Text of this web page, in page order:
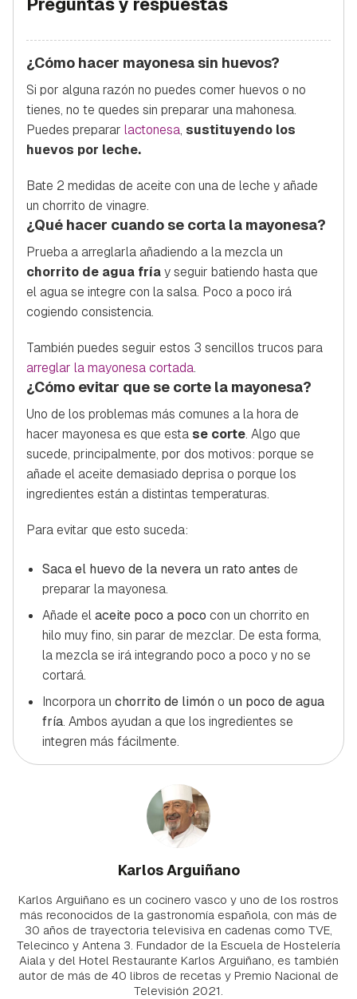
¿Cómo hacer mayonesa sin huevos?
Si por alguna razón no puedes comer huevos o no
tienes, no te quedes sin preparar una mahonesa.
Puedes preparar lactonesa, sustituyendo los
huevos por leche.
Bate 2 medidas de aceite con una de leche y añade
un chorrito de vinagre.
¿Qué hacer cuando se corta la mayonesa?
Prueba a arreglarla añadiendo a la mezcla un
chorrito de agua fríay seguir batiendo hasta que
el agua se integre con la salsa. Poco a poco irá
cogiendo consistencia.
También puedes seguir estos 3 sencillos trucos para
arreglar la mayonesa cortada.
¿Cómo evitar que se corte la mayonesa?
Uno de los problemas más comunes a la hora de
hacer mayonesa es que esta se corte. Algo que
sucede, principalmente, por dos motivos: porque se
añade el aceite demasiado deprisa o porque los
ingredientes están a distintas temperaturas.
Para evitar que esto suceda:
Saca el huevo de la nevera un rato antes de
preparar la mayonesa.
Añade elaceite poco a poco con un chorrito en
hilo muy fino, sin parar de mezclar. De esta forma,
la mezcla se irá integrando poco a poco y no se
cortará.
Incorpora un chorrito de limón o un poco de agua
fría. Ambos ayudan a que los ingredientes se
integren más fácilmente.
Karlos Arguiñano
Karlos Arguiñano es un cocinero vasco y uno de los rostros
más reconocidos de la gastronomía española, con más de
30 años de trayectoria televisiva en cadenas como TVE,
Telecinco y Antena 3. Fundador de la Escuela de Hostelería
Aiala y del Hotel Restaurante Karlos Arguiñano, es también
autor de más de 40 libros de recetas y Premio Nacional de
Televisión 2021.